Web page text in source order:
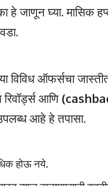
जाणून घ्या. मासिक
विविध ऑफर्सचा
आणि
आहे हे तपासा.
होऊ नये.